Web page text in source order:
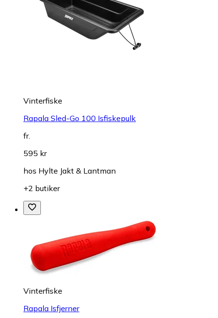
Vinterfiske
Rapala Sled-Go 100 Isfiskepulk
fr.
595 kr
hos Hylte Jakt & Lantman
+2 butiker
Vinterfiske
Rapala Isfjerner